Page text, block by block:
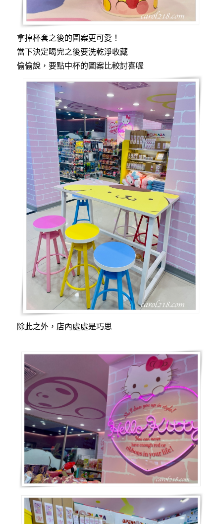
拿掉杯套之後的圖案更可愛！
當下決定喝完之後要洗乾淨收藏
偷偷說，要點中杯的圖案比較討喜喔
除此之外，店內處處是巧思